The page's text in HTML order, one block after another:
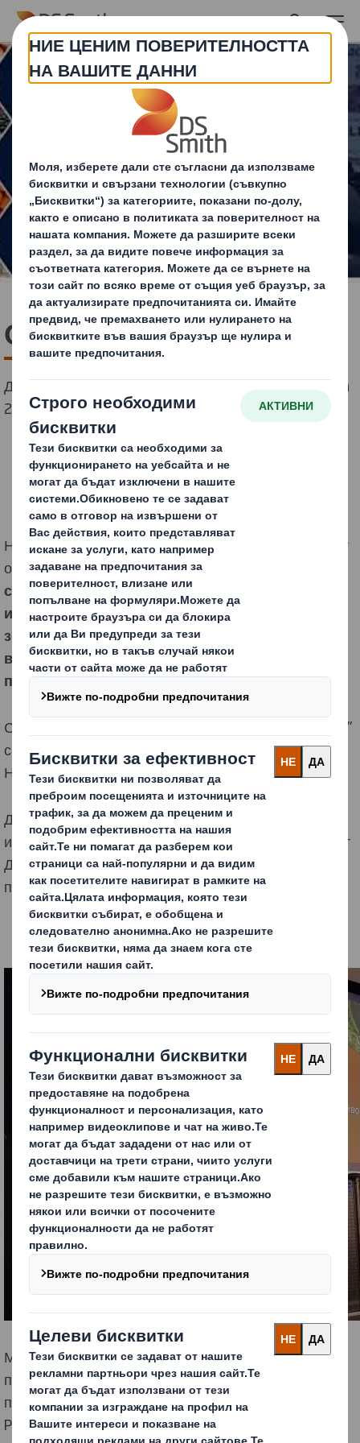
Skip to main content
От градината до щанда!
Ди Ес Смит България беше част от форум InteliFresh
2020
На 31 Януари 2020г Ди Ес Смит България беше част
от форумInteliFresh 2020, вече традиционно
събитие за представяне на последни тенденции
и срещи с производителите на плодове и
зеленчуци, представители на търговските
вериги, производители и доставчици на
продукти и услуги за бранша в България.
Събитието се организира от Фондация “ИнтелиАгро”
с подкрепата на Посолството на Кралство
Нидерландия и присъствие.
Ди Ес Смит България представи най-новите
иновативни решения в опаковането, разработени от
ДС Смит група, нагласа и тенденции при
потребителите на плодове и зеленчуци.
Можете да получите повече информация и
професионален съвет от нашите търговски
представители и дизайнери на място при Вас или в
PackRight® Център в гр.Пазарджик.